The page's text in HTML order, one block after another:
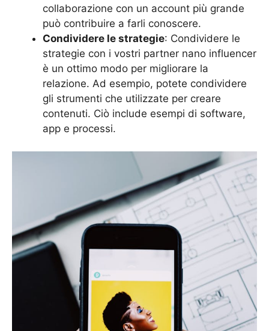
collaborazione con un account più grande
può contribuire a farli conoscere.
Condividere le strategie: Condividere le
strategie con i vostri partner nano influencer
è un ottimo modo per migliorare la
relazione. Ad esempio, potete condividere
gli strumenti che utilizzate per creare
contenuti. Ciò include esempi di software,
app e processi.